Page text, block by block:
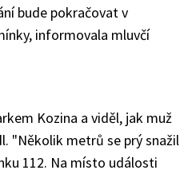
bude pokračovat v
informovala mluvčí
Kozina a viděl, jak muž
"Několik metrů se prý snažil
112. Na místo události